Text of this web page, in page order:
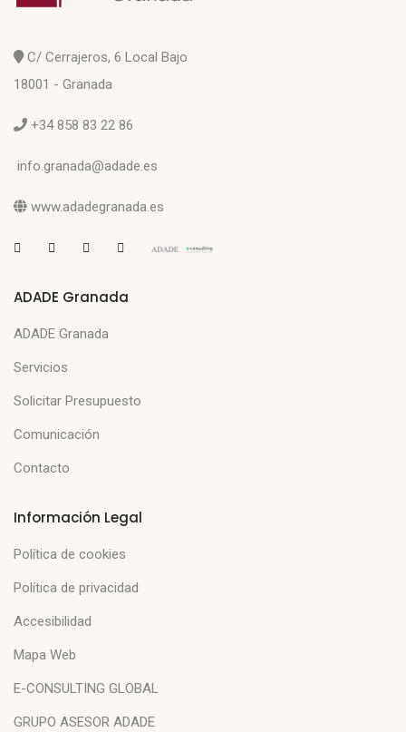
C/ Cerrajeros, 6 Local Bajo
18001 - Granada
+34 858 83 22 86
info.granada@adade.es
www.adadegranada.es
ADADE Granada
ADADE Granada
Servicios
Solicitar Presupuesto
Comunicación
Contacto
Información Legal
Política de cookies
Política de privacidad
Accesibilidad
Mapa Web
E-CONSULTING GLOBAL
GRUPO ASESOR ADADE